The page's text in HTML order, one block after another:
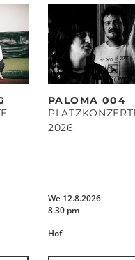
PALOMA 004
2026
We 12.8.2026
8.30 pm
Hof